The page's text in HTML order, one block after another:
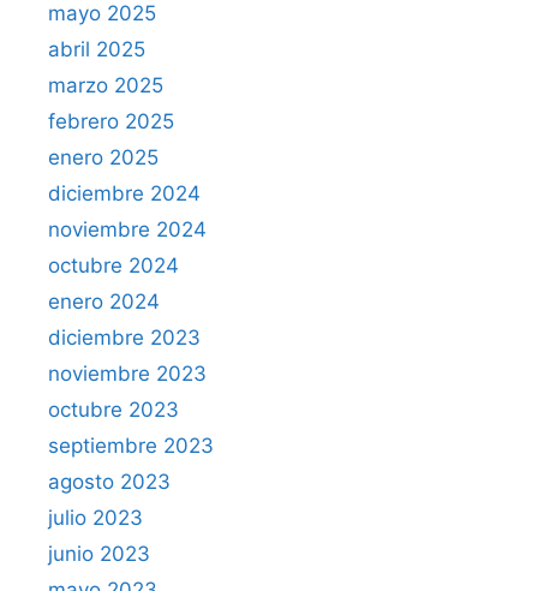
mayo 2025
abril 2025
marzo 2025
febrero 2025
enero 2025
diciembre 2024
noviembre 2024
octubre 2024
enero 2024
diciembre 2023
noviembre 2023
octubre 2023
septiembre 2023
agosto 2023
julio 2023
junio 2023